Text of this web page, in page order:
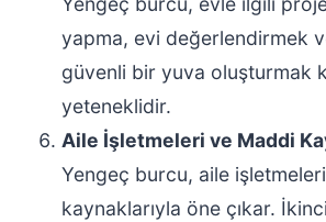
yapma, evi değerlendirmek
güvenli bir yuva oluşturmak
yeteneklidir.
Aile İşletmeleri ve Maddi
Yengeç burcu, aile
kaynaklarıyla öne çıkar.